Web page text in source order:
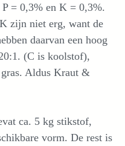
= 0,3% en K = 0,3%.
zijn niet erg, want de
daarvan een hoog
(C is koolstof),
Aldus Kraut &
ca. 5 kg stikstof,
vorm. De rest is